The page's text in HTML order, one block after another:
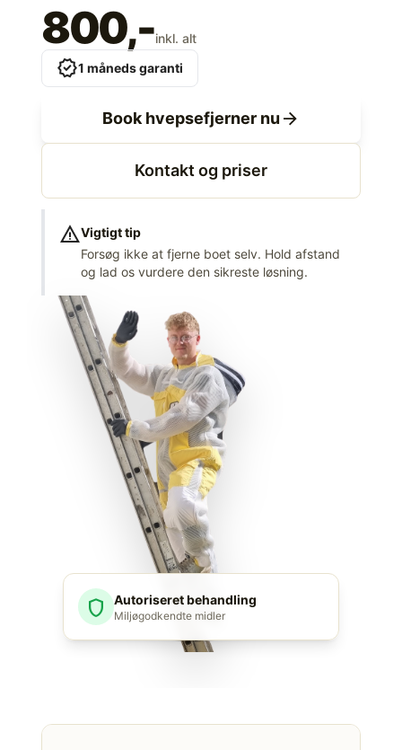
800,-inkl. alt
verified1 måneds garanti
Book hvepsefjerner nu arrow_forward
Kontakt og priser
warningVigtigt tip
Forsøg ikke at fjerne boet selv. Hold afstand
og lad os vurdere den sikreste løsning.
shield Autoriseret behandling
Miljøgodkendte midler